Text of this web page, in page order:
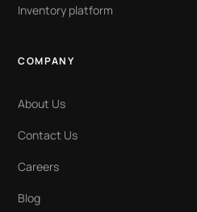
Inventory platform
COMPANY
About Us
Contact Us
Careers
Blog